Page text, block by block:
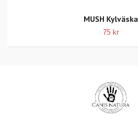
MUSH Kylväska
75 kr